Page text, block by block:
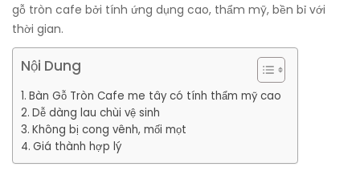
gỗ tròn cafe bởi tính ứng dụng cao, thẩm mỹ, bền bỉ với
thời gian.
Nội Dung
Bàn Gỗ Tròn Cafe me tây có tính thẩm mỹ cao
Dễ dàng lau chùi vệ sinh
Không bị cong vênh, mối mọt
Giá thành hợp lý